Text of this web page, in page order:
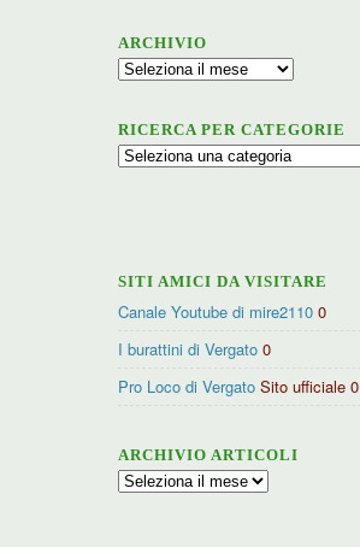
ARCHIVIO
Archivio
RICERCA PER CATEGORIE
Ricerca
SITI AMICI DA VISITARE
Canale Youtube di mire2110 0
I burattini di Vergato 0
Pro Loco di Vergato Sito ufficiale 0
ARCHIVIO ARTICOLI
Archivio